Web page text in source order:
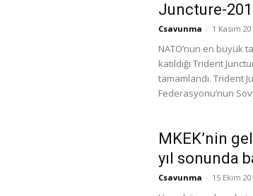
Juncture-
Csavunma - 1 Kasım
NATO’nun en büyük
katıldığı Trident
tamamlandı. Trident
Federasyonu’nun
MKEK’nin
yıl sonunda
Csavunma - 15 Ekim